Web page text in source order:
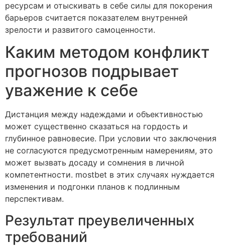
ресурсам и отыскивать в себе силы для покорения
барьеров считается показателем внутренней
зрелости и развитого самоценности.
Каким методом конфликт
прогнозов подрывает
уважение к себе
Дистанция между надеждами и объективностью
может существенно сказаться на гордость и
глубинное равновесие. При условии что заключения
не согласуются предусмотренным намерениям, это
может вызвать досаду и сомнения в личной
компетентности. mostbet в этих случаях нуждается
изменения и подгонки планов к подлинным
перспективам.
Результат преувеличенных
требований